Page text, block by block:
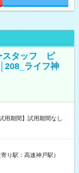
スタッフ ピ
ライフ神
円以上 日祝100円アップ 【試用期間】試用期間なし
り駅：高速神戸駅）